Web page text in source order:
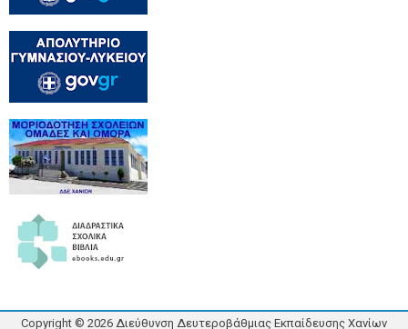
Copyright © 2026 Διεύθυνση Δευτεροβάθμιας Εκπαίδευσης Χανίων